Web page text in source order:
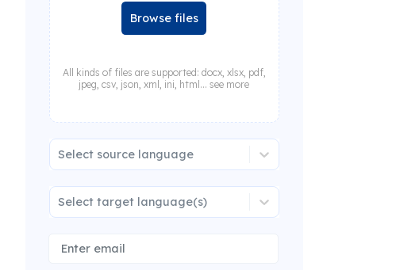
Browse files
All kinds of files are supported: docx, xlsx, pdf,
jpeg, csv, json, xml, ini, html... see more
Select source language
Select target language(s)